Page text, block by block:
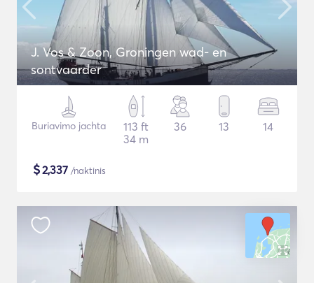
J. Vos & Zoon, Groningen wad- en
sontvaarder
Buriavimo jachta
113 ft
34 m
36 13 14
$2,337 /naktinis